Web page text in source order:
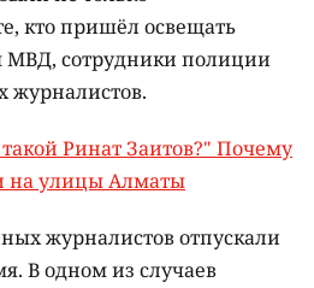
кто пришёл освещать
сотрудники полиции
журналистов.
Ринат Заитов?" Почему
на улицы Алматы
журналистов отпускали
В одном из случаев